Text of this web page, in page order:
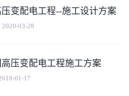
变配电工程--施工设计方案
2020-03-28
压变配电工程施工方案
01-17